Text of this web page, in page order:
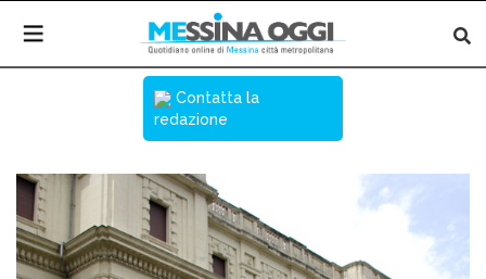
Contatta la
redazione